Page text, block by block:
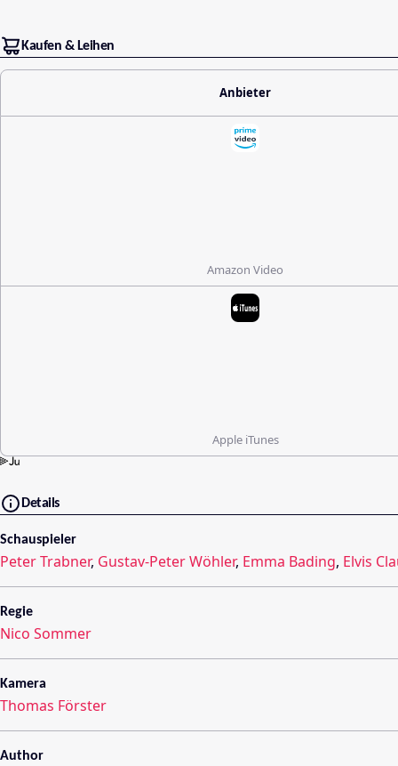
Kaufen & Leihen
Anbieter
Amazon Video
Apple iTunes
Details
Schauspieler
Peter Trabner, Gustav-Peter Wöhler, Emma Bading, Elvis
Regie
Nico Sommer
Kamera
Thomas Förster
Author